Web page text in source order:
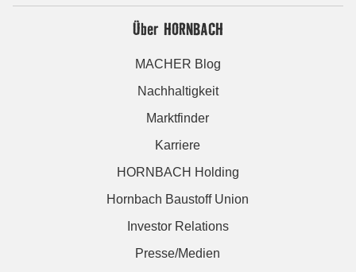
Über HORNBACH
MACHER Blog
Nachhaltigkeit
Marktfinder
Karriere
HORNBACH Holding
Hornbach Baustoff Union
Investor Relations
Presse/Medien